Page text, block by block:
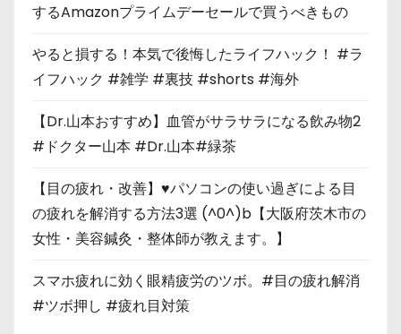
するAmazonプライムデーセールで買うべきもの
やると損する！本気で後悔したライフハック！ #ラ
イフハック #雑学 #裏技 #shorts #海外
【Dr.山本おすすめ】血管がサラサラになる飲み物2
#ドクター山本 #Dr.山本#緑茶
【目の疲れ・改善】♥パソコンの使い過ぎによる目
の疲れを解消する方法3選 (^0^)b【大阪府茨木市の
女性・美容鍼灸・整体師が教えます。】
スマホ疲れに効く眼精疲労のツボ。#目の疲れ解消
#ツボ押し #疲れ目対策